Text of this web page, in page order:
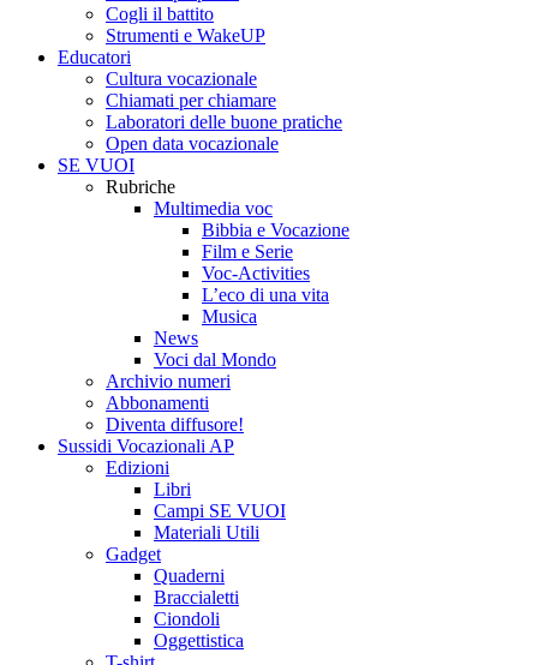
Cogli il battito
Strumenti e WakeUP
Educatori
Cultura vocazionale
Chiamati per chiamare
Laboratori delle buone pratiche
Open data vocazionale
SE VUOI
Rubriche
Multimedia voc
Bibbia e Vocazione
Film e Serie
Voc-Activities
L’eco di una vita
Musica
News
Voci dal Mondo
Archivio numeri
Abbonamenti
Diventa diffusore!
Sussidi Vocazionali AP
Edizioni
Libri
Campi SE VUOI
Materiali Utili
Gadget
Quaderni
Braccialetti
Ciondoli
Oggettistica